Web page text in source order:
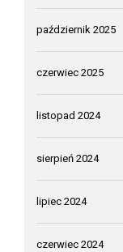
październik 2025
czerwiec 2025
listopad 2024
sierpień 2024
lipiec 2024
czerwiec 2024